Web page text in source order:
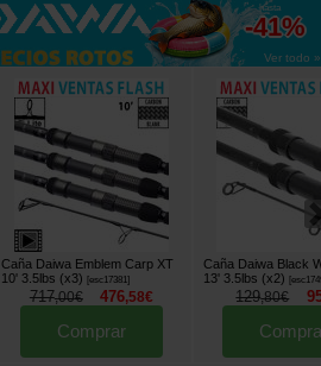
hasta
-41%
Ver todo »
Caña Daiwa Emblem Carp XT
10' 3.5lbs (x3)
[esc17381]
717,00€ 476,58€
Comprar
Caña Daiwa Black
13' 3.5lbs (x2)
[
129,80€